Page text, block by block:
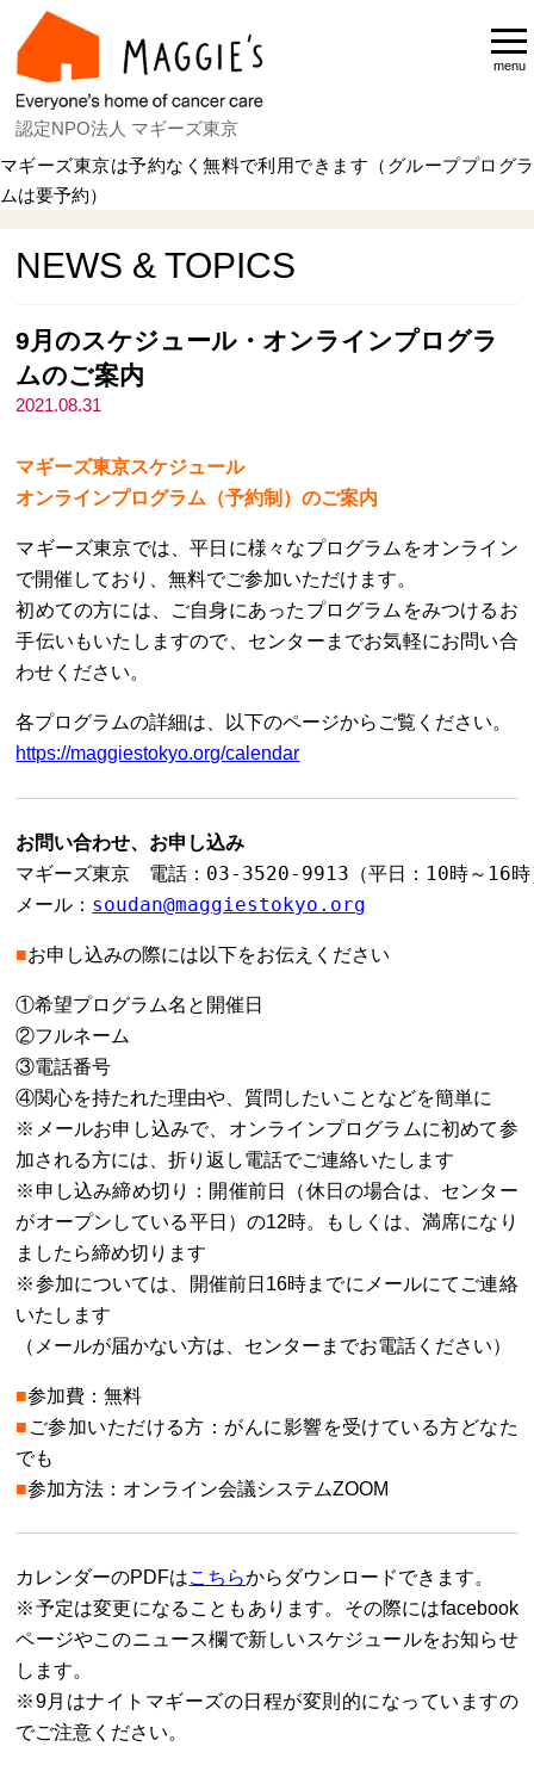
認定NPO法人 マギーズ東京
menu
マギーズ東京は予約なく無料で利用できます（グループプログラ
ムは要予約）
NEWS & TOPICS
9月のスケジュール・オンラインプログラ
ムのご案内
2021.08.31
マギーズ東京スケジュール
オンラインプログラム（予約制）のご案内
マギーズ東京では、平日に様々なプログラムをオンライン
で開催しており、無料でご参加いただけます。
初めての方には、ご自身にあったプログラムをみつけるお
手伝いもいたしますので、センターまでお気軽にお問い合
わせください。
各プログラムの詳細は、以下のページからご覧ください。
https://maggiestokyo.org/calendar
お問い合わせ、お申し込み
マギーズ東京　電話：03-3520-9913（平日：10時～16時
メール： soudan@maggiestokyo.org
■お申し込みの際には以下をお伝えください
①希望プログラム名と開催日
②フルネーム
③電話番号
④関心を持たれた理由や、質問したいことなどを簡単に
※メールお申し込みで、オンラインプログラムに初めて参
加される方には、折り返し電話でご連絡いたします
※申し込み締め切り：開催前日（休日の場合は、センター
がオープンしている平日）の12時。もしくは、満席になり
ましたら締め切ります
※参加については、開催前日16時までにメールにてご連絡
いたします
（メールが届かない方は、センターまでお電話ください）
■参加費：無料
■ ご参加いただける方：がんに影響を受けている方どなた
でも
■参加方法：オンライン会議システムZOOM
カレンダーのPDFはこちらからダウンロードできます。
※予定は変更になることもあります。その際にはfacebook
ページやこのニュース欄で新しいスケジュールをお知らせ
します。
※9月はナイトマギーズの日程が変則的になっていますの
でご注意ください。